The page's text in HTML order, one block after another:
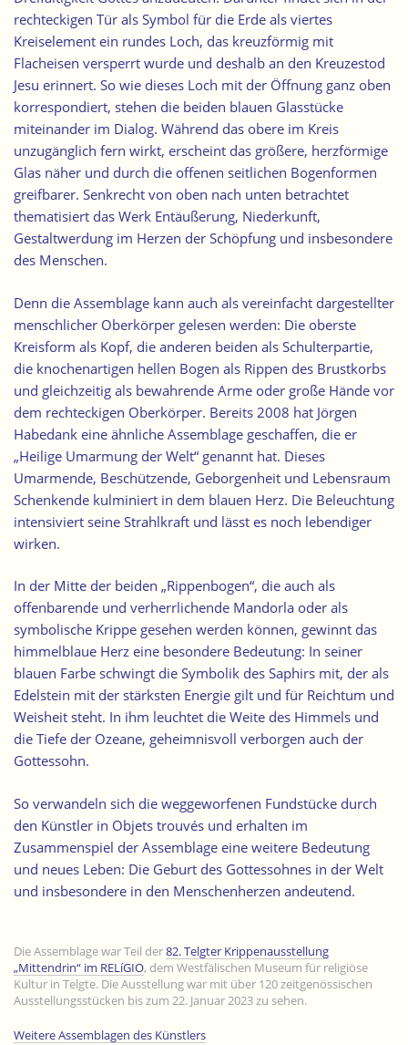
rechteckigen Tür als Symbol für die Erde als viertes
Kreiselement ein rundes Loch, das kreuzförmig mit
Flacheisen versperrt wurde und deshalb an den Kreuzestod
Jesu erinnert. So wie dieses Loch mit der Öffnung ganz oben
korrespondiert, stehen die beiden blauen Glasstücke
miteinander im Dialog. Während das obere im Kreis
unzugänglich fern wirkt, erscheint das größere, herzförmige
Glas näher und durch die offenen seitlichen Bogenformen
greifbarer. Senkrecht von oben nach unten betrachtet
thematisiert das Werk Entäußerung, Niederkunft,
Gestaltwerdung im Herzen der Schöpfung und insbesondere
des Menschen.
Denn die Assemblage kann auch als vereinfacht dargestellter
menschlicher Oberkörper gelesen werden: Die oberste
Kreisform als Kopf, die anderen beiden als Schulterpartie,
die knochenartigen hellen Bogen als Rippen des Brustkorbs
und gleichzeitig als bewahrende Arme oder große Hände vor
dem rechteckigen Oberkörper. Bereits 2008 hat Jörgen
Habedank eine ähnliche Assemblage geschaffen, die er
„Heilige Umarmung der Welt“ genannt hat. Dieses
Umarmende, Beschützende, Geborgenheit und Lebensraum
Schenkende kulminiert in dem blauen Herz. Die Beleuchtung
intensiviert seine Strahlkraft und lässt es noch lebendiger
wirken.
In der Mitte der beiden „Rippenbogen“, die auch als
offenbarende und verherrlichende Mandorla oder als
symbolische Krippe gesehen werden können, gewinnt das
himmelblaue Herz eine besondere Bedeutung: In seiner
blauen Farbe schwingt die Symbolik des Saphirs mit, der als
Edelstein mit der stärksten Energie gilt und für Reichtum und
Weisheit steht. In ihm leuchtet die Weite des Himmels und
die Tiefe der Ozeane, geheimnisvoll verborgen auch der
Gottessohn.
So verwandeln sich die weggeworfenen Fundstücke durch
den Künstler in Objets trouvés und erhalten im
Zusammenspiel der Assemblage eine weitere Bedeutung
und neues Leben: Die Geburt des Gottessohnes in der Welt
und insbesondere in den Menschenherzen andeutend.
Die Assemblage war Teil der82. Telgter Krippenausstellung
„Mittendrin“ im RELíGIO, dem Westfälischen Museum für religiöse
Kultur in Telgte. Die Ausstellung war mit über 120 zeitgenössischen
Ausstellungsstücken bis zum 22. Januar 2023 zu sehen.
Weitere Assemblagen des Künstlers